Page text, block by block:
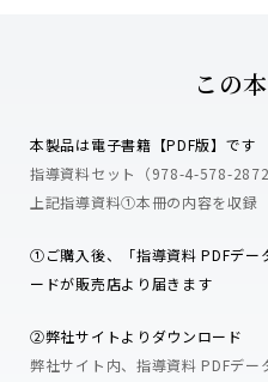
この
本製品は電子書籍【PDF版】です
指導資料セット（978-4-578-
上記指導資料①本冊の内容を収録
➀ご購入後、「指導資料 PDFデー
ードが販売店より届きます
②弊社サイトよりダウンロード
弊社サイト内、指導資料 PDFデ